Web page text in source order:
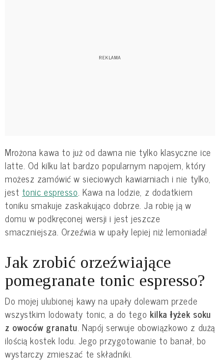
Mrożona kawa to już od dawna nie tylko klasyczne ice
latte. Od kilku lat bardzo popularnym napojem, który
możesz zamówić w sieciowych kawiarniach i nie tylko,
jest tonic espresso. Kawa na lodzie, z dodatkiem
toniku smakuje zaskakująco dobrze. Ja robię ją w
domu w podkręconej wersji i jest jeszcze
smaczniejsza. Orzeźwia w upały lepiej niż lemoniada!
Jak zrobić orzeźwiające
pomegranate tonic espresso?
Do mojej ulubionej kawy na upały dolewam przede
wszystkim lodowaty tonic, a do tego kilka łyżek soku
z owoców granatu. Napój serwuje obowiązkowo z dużą
ilością kostek lodu. Jego przygotowanie to banał, bo
wystarczy zmieszać te składniki.